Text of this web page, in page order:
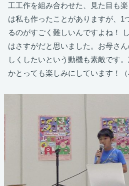
工工作を組み合わせた、見た目も
は私も作ったことがありますが、1
るのがすごく難しいんですよね！
はさすがだと思いました。お母さ
しくしたいという動機も素敵です
かとっても楽しみにしています！（